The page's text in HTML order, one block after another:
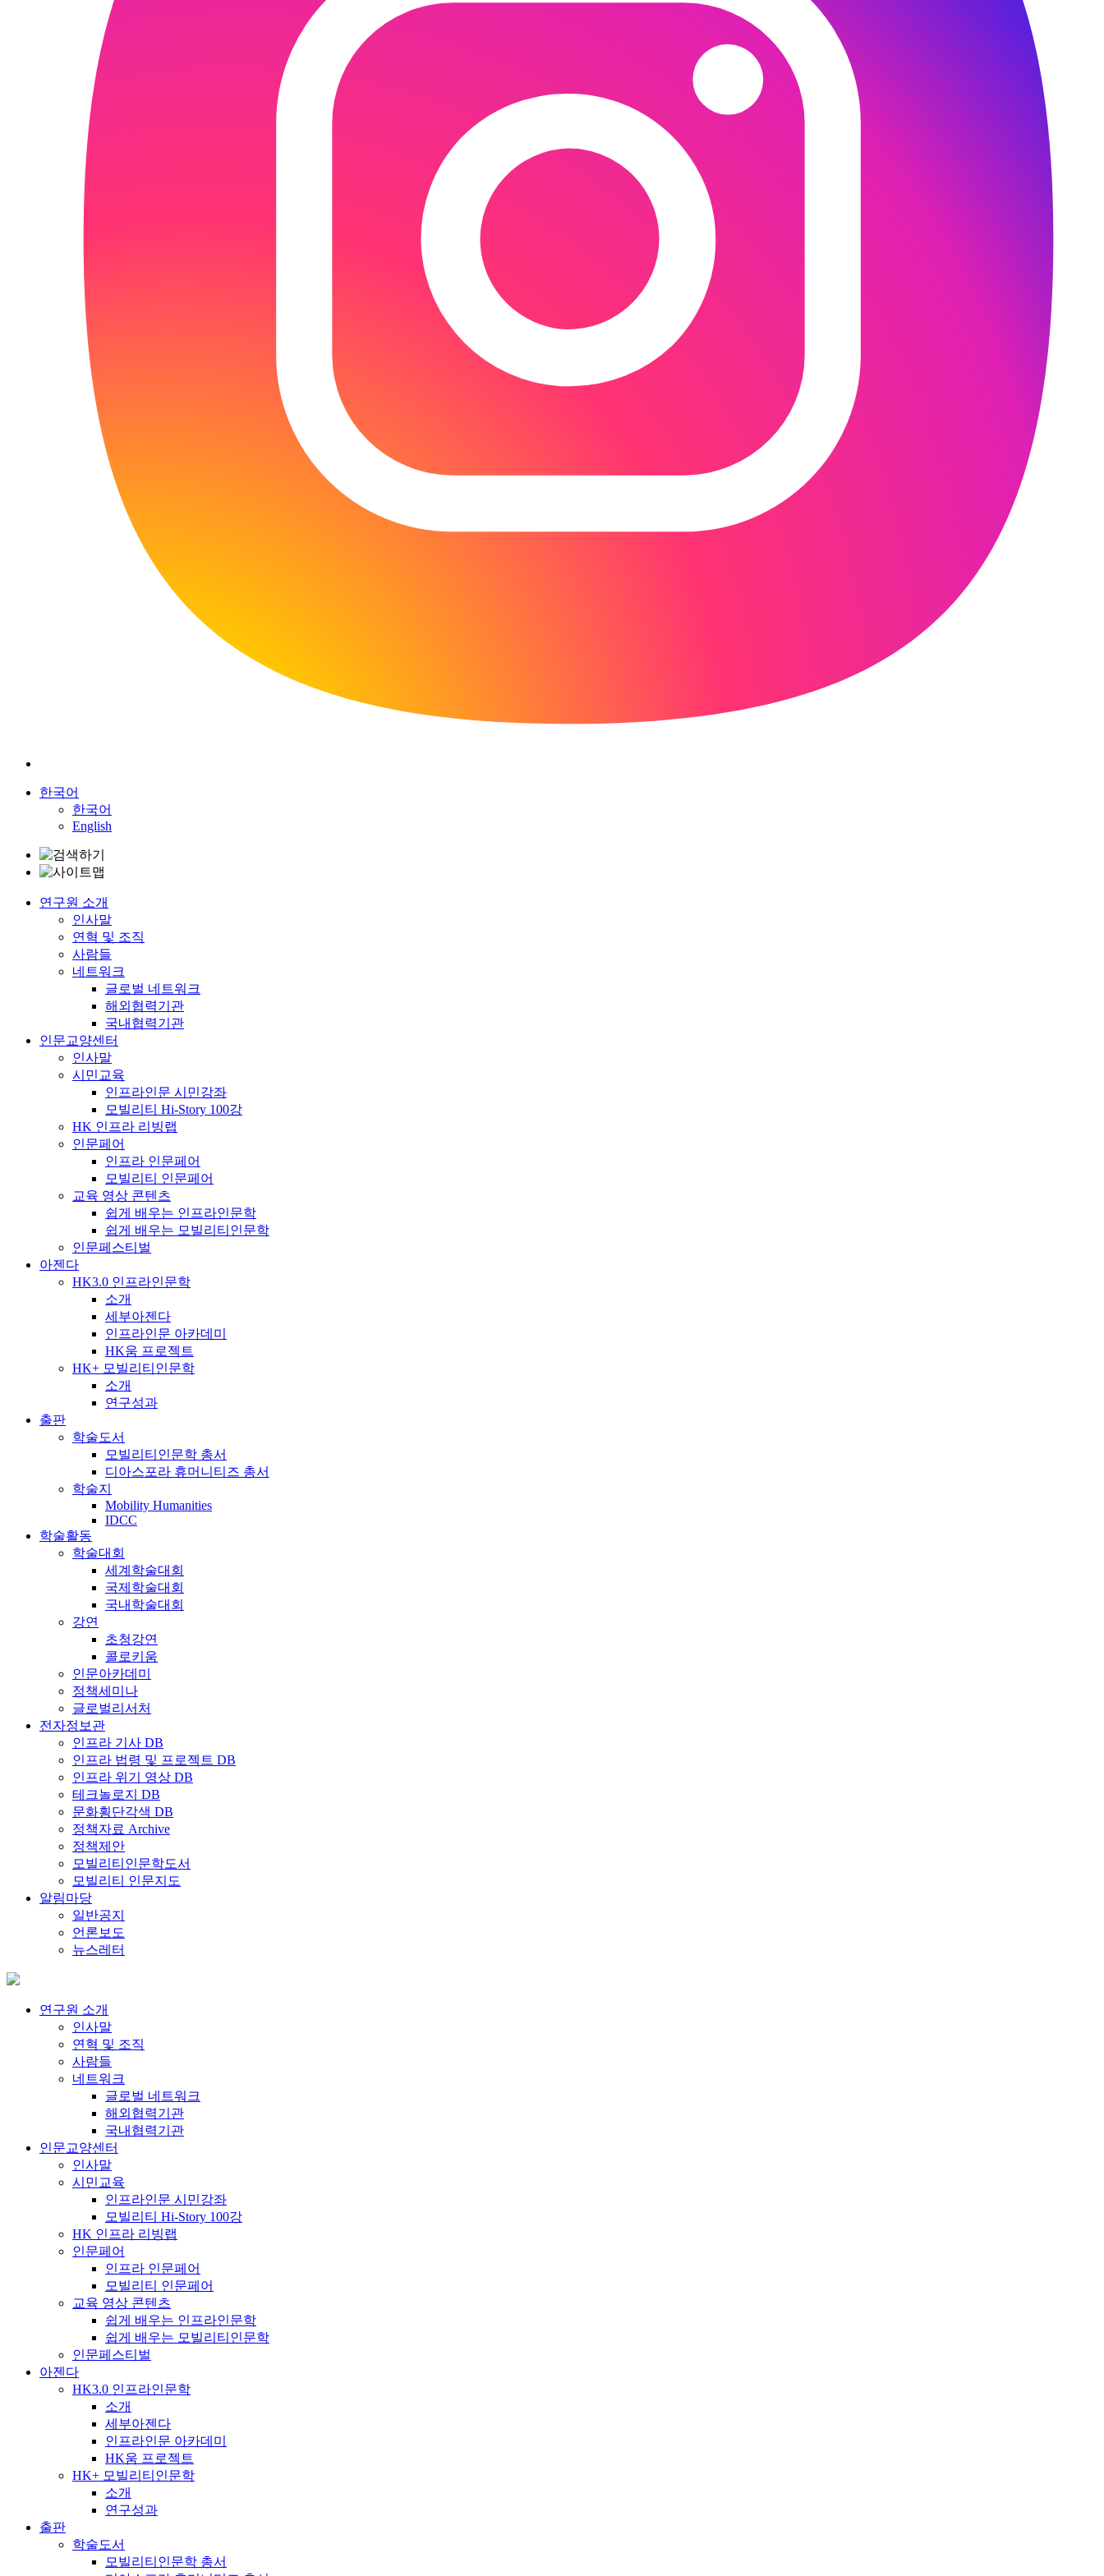
한국어
한국어
English
연구원 소개
인사말
연혁 및 조직
사람들
네트워크
글로벌 네트워크
해외협력기관
국내협력기관
인문교양센터
인사말
시민교육
인프라인문 시민강좌
모빌리티 Hi-Story 100강
HK 인프라 리빙랩
인문페어
인프라 인문페어
모빌리티 인문페어
교육 영상 콘텐츠
쉽게 배우는 인프라인문학
쉽게 배우는 모빌리티인문학
인문페스티벌
아젠다
HK3.0 인프라인문학
소개
세부아젠다
인프라인문 아카데미
HK움 프로젝트
HK+ 모빌리티인문학
소개
연구성과
출판
학술도서
모빌리티인문학 총서
디아스포라 휴머니티즈 총서
학술지
Mobility Humanities
IDCC
학술활동
학술대회
세계학술대회
국제학술대회
국내학술대회
강연
초청강연
콜로키움
인문아카데미
정책세미나
글로벌리서처
전자정보관
인프라 기사 DB
인프라 법령 및 프로젝트 DB
인프라 위기 영상 DB
테크놀로지 DB
문화횡단각색 DB
정책자료 Archive
정책제안
모빌리티인문학도서
모빌리티 인문지도
알림마당
일반공지
언론보도
뉴스레터
연구원 소개
인사말
연혁 및 조직
사람들
네트워크
글로벌 네트워크
해외협력기관
국내협력기관
인문교양센터
인사말
시민교육
인프라인문 시민강좌
모빌리티 Hi-Story 100강
HK 인프라 리빙랩
인문페어
인프라 인문페어
모빌리티 인문페어
교육 영상 콘텐츠
쉽게 배우는 인프라인문학
쉽게 배우는 모빌리티인문학
인문페스티벌
아젠다
HK3.0 인프라인문학
소개
세부아젠다
인프라인문 아카데미
HK움 프로젝트
HK+ 모빌리티인문학
소개
연구성과
출판
학술도서
모빌리티인문학 총서